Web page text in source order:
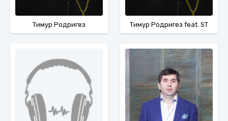
Тимур Родригез Тимур Родригез feat. ST